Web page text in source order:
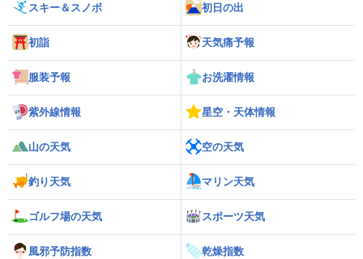
スキー＆スノボ 初日の出
初詣 天気痛予報
服装予報 お洗濯情報
紫外線情報 星空・天体情報
山の天気 空の天気
釣り天気 マリン天気
ゴルフ場の天気 スポーツ天気
風邪予防指数 乾燥指数